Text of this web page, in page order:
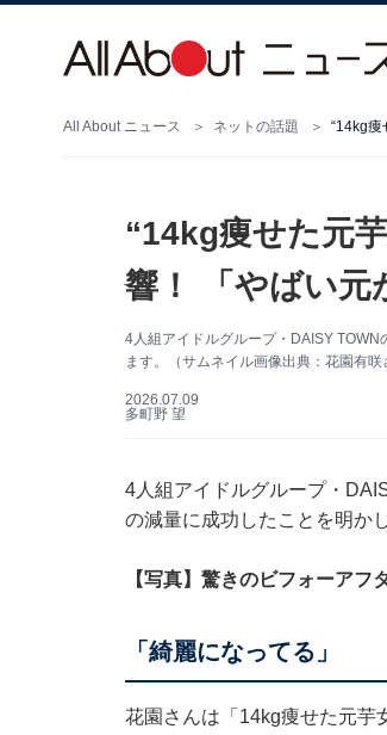
All About ニュース ネットの話題 “14kg痩
“14kg痩せた元
響！ 「やばい元
4人組アイドルグループ・DAISY
ます。（サムネイル画像出典：花園有咲
2026.07.09
多町野 望
4人組アイドルグループ・
の減量に成功したことを明か
【写真】驚きのビフォーアフ
「綺麗になってる」
花園さんは「14kg痩せた元芋